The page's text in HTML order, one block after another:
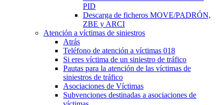
PID
Descarga de ficheros MOVE/PADRÓN,
ZBE y ARCI
Atención a víctimas de siniestros
Atrás
Teléfono de atención a víctimas 018
Si eres víctima de un siniestro de tráfico
Pautas para la atención de las víctimas de
siniestros de tráfico
Asociaciones de Víctimas
Subvenciones destinadas a asociaciones de